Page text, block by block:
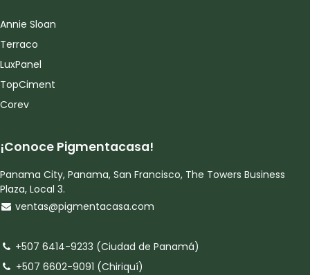
Annie Sloan
Terraco
LuxPanel
TopCiment
Corev
¡Conoce Pigmentacasa!
Panama City, Panama, San Francisco, The Towers Business
Plaza, Local 3.
ventas@pigmentacasa.com
+507 6414-9233 (Ciudad de Panamá)
+507 6602-9091 (Chiriquí)